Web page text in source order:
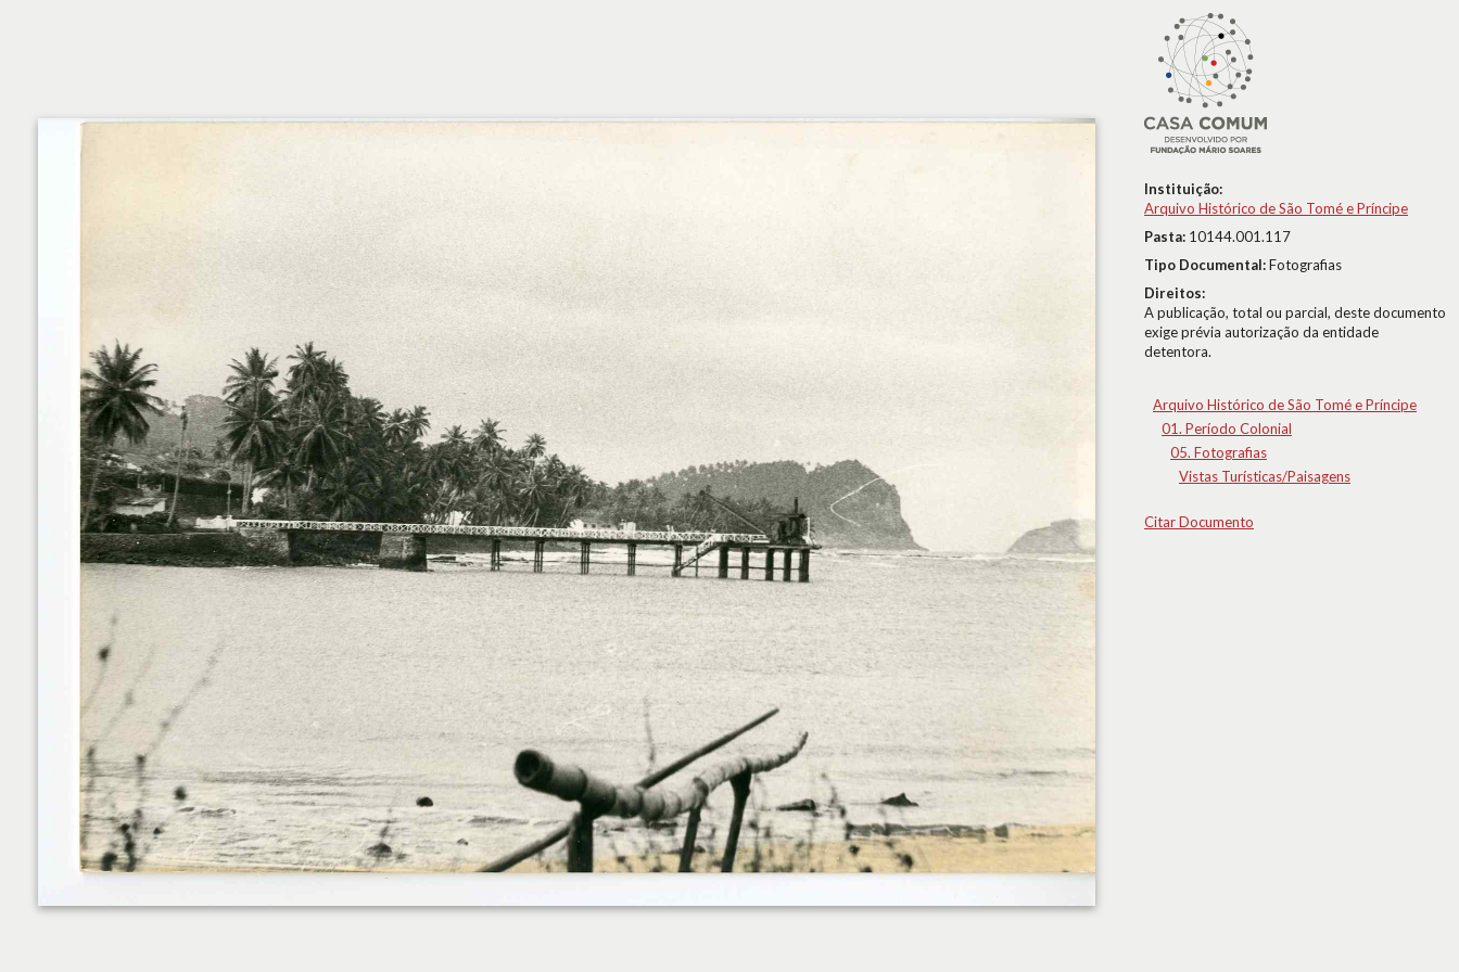
Instituição:
Arquivo Histórico de São Tomé e Príncipe
Pasta: 10144.001.117
Tipo Documental:Fotografias
Direitos:
A publicação, total ou parcial, deste documento
exige prévia autorização da entidade
detentora.
Arquivo Histórico de São Tomé e Príncipe
01. Período Colonial
05. Fotografias
Vistas Turísticas/Paisagens
Citar Documento